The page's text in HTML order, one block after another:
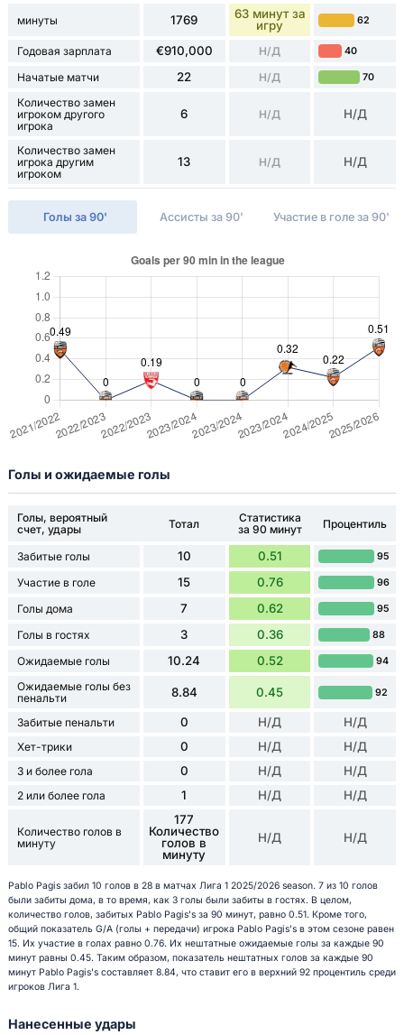
минуты 1769
63 минут за
игру
62
Годовая зарплата €910,000 Н/Д 40
Начатые матчи 22 Н/Д 70
Количество замен
игроком другого
игрока
6 Н/Д Н/Д
Количество замен
игрока другим
игроком
13 Н/Д Н/Д
Голы за 90' Ассисты за 90' Участие в голе за 90'
Голы и ожидаемые голы
Голы, вероятный
счет, удары
Тотал
Статистика
за 90 минут
Процентиль
Забитые голы 10 0.51 95
Участие в голе 15 0.76 96
Голы дома 7 0.62 95
Голы в гостях 3 0.36 88
Ожидаемые голы 10.24 0.52 94
Ожидаемые голы без
пенальти
8.84 0.45 92
Забитые пенальти 0 Н/Д Н/Д
Хет-трики 0 Н/Д Н/Д
3 и более гола 0 Н/Д Н/Д
2 или более гола 1 Н/Д Н/Д
Количество голов в
минуту
177
Количество
голов в
минуту
Н/Д Н/Д
Pablo Pagis забил 10 голов в 28 в матчах Лига 1 2025/2026 season. 7 из 10 голов
были забиты дома, в то время, как 3 голы были забиты в гостях. В целом,
количество голов, забитых Pablo Pagis's за 90 минут, равно 0.51. Кроме того,
общий показатель G/A (голы + передачи) игрока Pablo Pagis's в этом сезоне равен
15. Их участие в голах равно 0.76. Их нештатные ожидаемые голы за каждые 90
минут равны 0.45. Таким образом, показатель нештатных голов за каждые 90
минут Pablo Pagis's составляет 8.84, что ставит его в верхний 92 процентиль среди
игроков Лига 1.
Нанесенные удары